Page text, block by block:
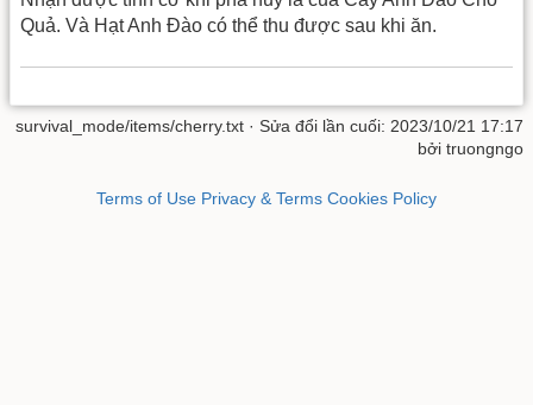
Quả. Và Hạt Anh Đào có thể thu được sau khi ăn.
survival_mode/items/cherry.txt · Sửa đổi lần cuối: 2023/10/21 17:17
bởi truongngo
Terms of Use Privacy & Terms Cookies Policy